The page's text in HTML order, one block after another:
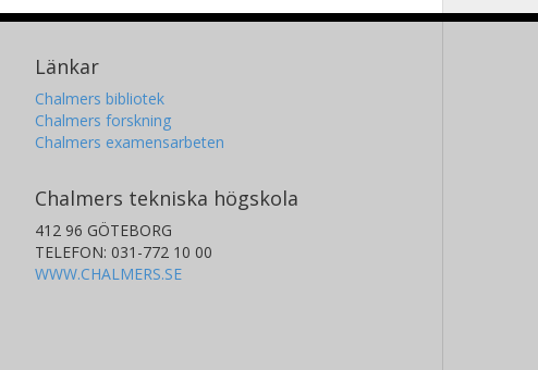
Länkar
Chalmers bibliotek
Chalmers forskning
Chalmers examensarbeten
Chalmers tekniska högskola
412 96 GÖTEBORG
TELEFON: 031-772 10 00
WWW.CHALMERS.SE